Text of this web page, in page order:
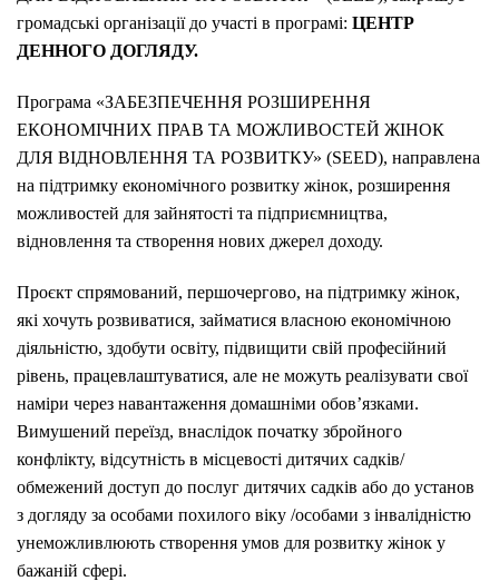
громадські організації до участі в програмі: ЦЕНТР
ДЕННОГО ДОГЛЯДУ.
Програма «ЗАБЕЗПЕЧЕННЯ РОЗШИРЕННЯ
ЕКОНОМІЧНИХ ПРАВ ТА МОЖЛИВОСТЕЙ ЖІНОК
ДЛЯ ВІДНОВЛЕННЯ ТА РОЗВИТКУ» (SEED), направлена
на підтримку економічного розвитку жінок, розширення
можливостей для зайнятості та підприємництва,
відновлення та створення нових джерел доходу.
Проєкт спрямований, першочергово, на підтримку жінок,
які хочуть розвиватися, займатися власною економічною
діяльністю, здобути освіту, підвищити свій професійний
рівень, працевлаштуватися, але не можуть реалізувати свої
наміри через навантаження домашніми обов’язками.
Вимушений переїзд, внаслідок початку збройного
конфлікту, відсутність в місцевості дитячих садків/
обмежений доступ до послуг дитячих садків або до установ
з догляду за особами похилого віку /особами з інвалідністю
унеможливлюють створення умов для розвитку жінок у
бажаній сфері.